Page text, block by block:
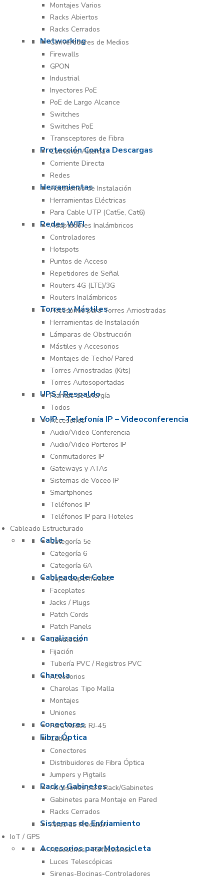
Montajes Varios
Racks Abiertos
Racks Cerrados
Networking
Convertidores de Medios
Firewalls
GPON
Industrial
Inyectores PoE
PoE de Largo Alcance
Switches
Switches PoE
Transceptores de Fibra
Protección Contra Descargas
Corriente Alterna
Corriente Directa
Redes
Herramientas
Accesorios de Instalación
Herramientas Eléctricas
Para Cable UTP (Cat5e, Cat6)
Redes WIFI
Adaptadores Inalámbricos
Controladores
Hotspots
Puntos de Acceso
Repetidores de Señal
Routers 4G (LTE)/3G
Routers Inalámbricos
Torres y Mástiles
Accesorios para Torres Arriostradas
Herramientas de Instalación
Lámparas de Obstrucción
Mástiles y Accesorios
Montajes de Techo/ Pared
Torres Arriostradas (Kits)
Torres Autosoportadas
UPS / Respaldo
Plantas de Energía
Todos
VoIP – Telefonía IP – Videoconferencia
Accesorios
Audio/Video Conferencia
Audio/Video Porteros IP
Conmutadores IP
Gateways y ATAs
Sistemas de Voceo IP
Smartphones
Teléfonos IP
Teléfonos IP para Hoteles
Cableado Estructurado
Cable
Categoría 5e
Categoría 6
Categoría 6A
Cableado de Cobre
Cajas Superficiales
Faceplates
Jacks / Plugs
Patch Cords
Patch Panels
Canalización
Canaletas
Fijación
Tubería PVC / Registros PVC
Charola
Accesorios
Charolas Tipo Malla
Montajes
Uniones
Conectores
Para Redes RJ-45
Fibra Óptica
Cable
Conectores
Distribuidores de Fibra Óptica
Jumpers y Pigtails
Rack y Gabinetes
Accesorios para Rack/Gabinetes
Gabinetes para Montaje en Pared
Racks Cerrados
Sistemas de Enfriamiento
Aires de Precisión
IoT / GPS
Accesorios para Motocicleta
Accesorios – Refacciones
Luces Telescópicas
Sirenas-Bocinas-Controladores